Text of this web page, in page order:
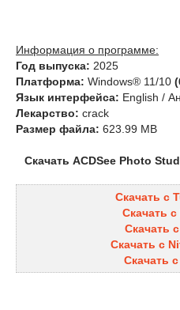
Информация о программе:
Год выпуска: 2025
Платформа: Windows® 11/10
Язык интерфейса: English /
Лекарство: crack
Размер файла: 623.99 MB
Скачать ACDSee Photo
Скачать с
Скачать
Скачать
Скачать с
Скачать